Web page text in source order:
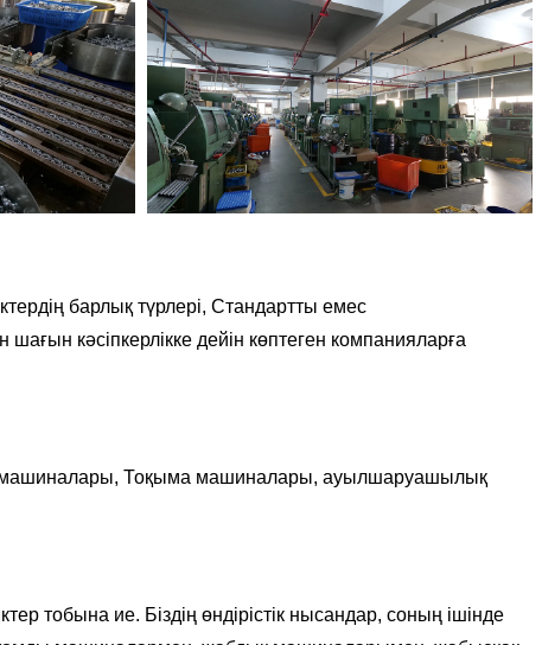
барлық түрлері, Стандартты емес
кәсіпкерлікке дейін көптеген компанияларға
Тоқыма машиналары, ауылшаруашылық
тобына ие. Біздің өндірістік нысандар, соның ішінде